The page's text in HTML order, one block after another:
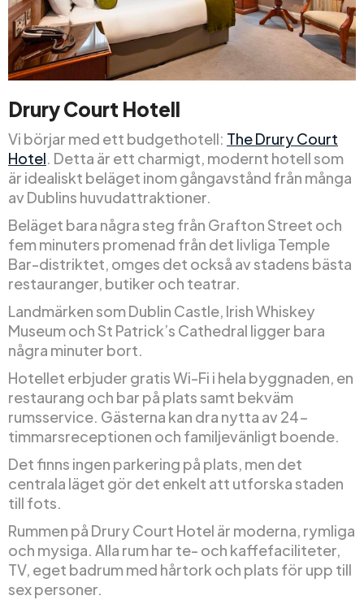
Drury Court Hotell
Vi börjar med ett budgethotell: The Drury Court
Hotel. Detta är ett charmigt, modernt hotell som
är idealiskt beläget inom gångavstånd från många
av Dublins huvudattraktioner.
Beläget bara några steg från Grafton Street och
fem minuters promenad från det livliga Temple
Bar-distriktet, omges det också av stadens bästa
restauranger, butiker och teatrar.
Landmärken som Dublin Castle, Irish Whiskey
Museum och St Patrick’s Cathedral ligger bara
några minuter bort.
Hotellet erbjuder gratis Wi-Fi i hela byggnaden, en
restaurang och bar på plats samt bekväm
rumsservice. Gästerna kan dra nytta av 24-
timmarsreceptionen och familjevänligt boende.
Det finns ingen parkering på plats, men det
centrala läget gör det enkelt att utforska staden
till fots.
Rummen på Drury Court Hotel är moderna, rymliga
och mysiga. Alla rum har te- och kaffefaciliteter,
TV, eget badrum med hårtork och plats för upp till
sex personer.